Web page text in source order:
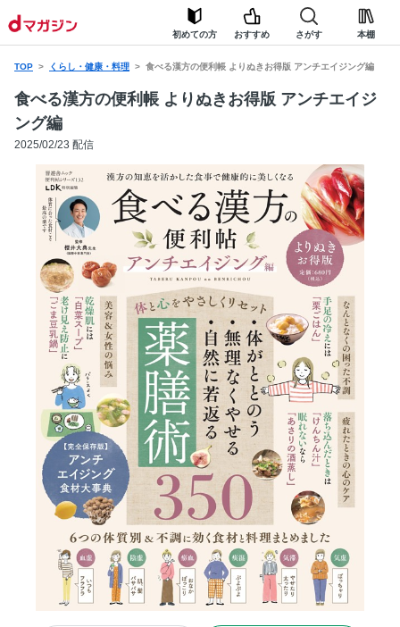
初めての方 おすすめ さがす 本棚
TOP くらし・健康・料理 食べる漢方の便利帳 よりぬきお得版 アンチエイジング編
食べる漢方の便利帳 よりぬきお得版 アンチエイジ
ング編
2025/02/23 配信